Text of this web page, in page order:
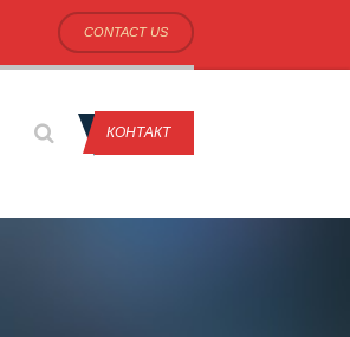
CONTACT US
КОНТАКТ